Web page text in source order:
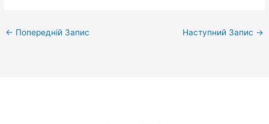
← Попередній Запис Наступний Запис →